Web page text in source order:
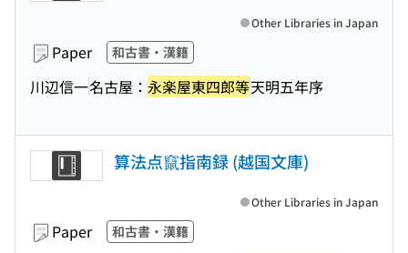
Paper 和古書・漢籍
川辺信一名古屋： 永楽屋東四郎等天明五年序
Other Libraries in Japan
算法点竄指南録 (越国文庫)
Paper 和古書・漢籍
Other Libraries in Japan